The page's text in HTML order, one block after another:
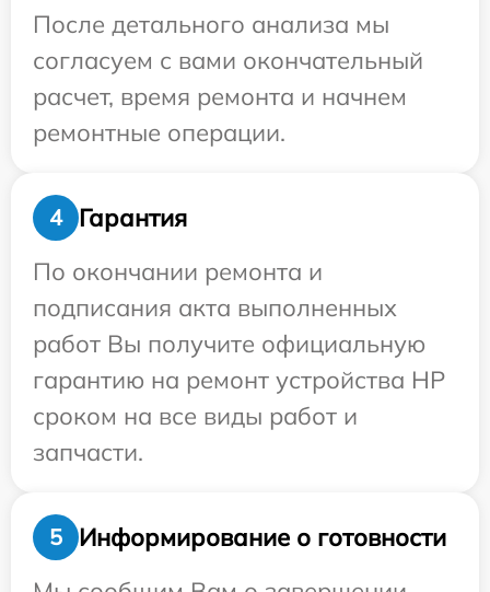
После детального анализа мы
согласуем с вами окончательный
расчет, время ремонта и начнем
ремонтные операции.
4
Гарантия
По окончании ремонта и
подписания акта выполненных
работ Вы получите официальную
гарантию на ремонт устройства HP
сроком на все виды работ и
запчасти.
5
Информирование о готовности